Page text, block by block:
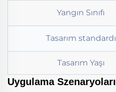
Yangın Sınıfı
Tasarım standardı
Tasarım Yaşı
Uygulama Szenaryoları